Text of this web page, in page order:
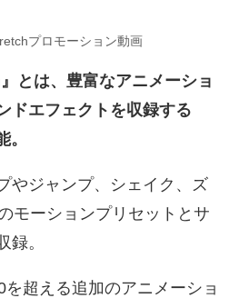
プロモーション動画
とは、豊富なアニメーショ
ドエフェクトを収録する
。
やジャンプ、シェイク、ズ
モーションプリセットとサ
録。
超える追加のアニメーショ